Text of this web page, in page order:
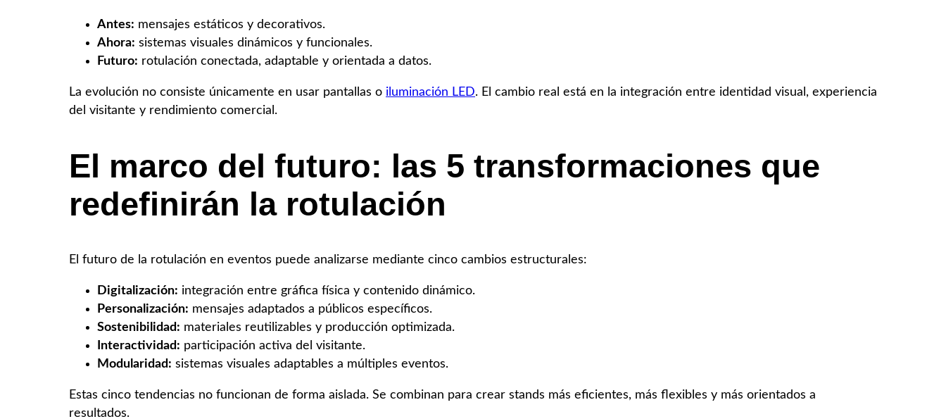
Antes: mensajes estáticos y decorativos.
Ahora: sistemas visuales dinámicos y funcionales.
Futuro: rotulación conectada, adaptable y orientada a datos.
La evolución no consiste únicamente en usar pantallas o iluminación LED. El cambio real está en la integración entre identidad visual, experiencia
del visitante y rendimiento comercial.
El marco del futuro: las 5 transformaciones que
redefinirán la rotulación
El futuro de la rotulación en eventos puede analizarse mediante cinco cambios estructurales:
Digitalización: integración entre gráfica física y contenido dinámico.
Personalización: mensajes adaptados a públicos específicos.
Sostenibilidad: materiales reutilizables y producción optimizada.
Interactividad: participación activa del visitante.
Modularidad: sistemas visuales adaptables a múltiples eventos.
Estas cinco tendencias no funcionan de forma aislada. Se combinan para crear stands más eficientes, más flexibles y más orientados a
resultados.